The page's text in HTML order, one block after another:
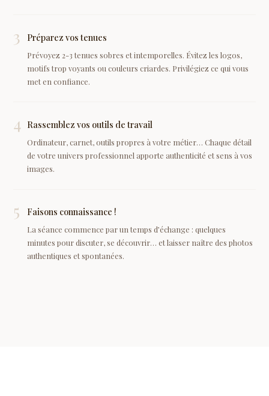
3 Préparez vos tenues
Prévoyez 2-3 tenues sobres et intemporelles. Évitez les logos,
motifs trop voyants ou couleurs criardes. Privilégiez ce qui vous
met en confiance.
4 Rassemblez vos outils de travail
Ordinateur, carnet, outils propres à votre métier… Chaque détail
de votre univers professionnel apporte authenticité et sens à vos
images.
5 Faisons connaissance !
La séance commence par un temps d’échange : quelques
minutes pour discuter, se découvrir… et laisser naître des photos
authentiques et spontanées.